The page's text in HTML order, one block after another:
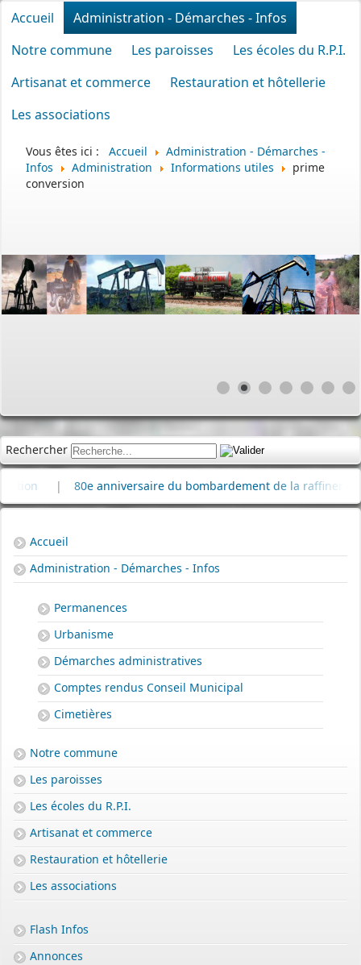
Accueil
Administration - Démarches - Infos
Notre commune
Les paroisses
Les écoles du R.P.I.
Artisanat et commerce
Restauration et hôtellerie
Les associations
Vous êtes ici : Accueil
Administration - Démarches -
Infos
Administration Informations utiles
prime
conversion
Rechercher
| 80e anniversaire du bombardement de la raffinerie de
Accueil
Administration - Démarches - Infos
Permanences
Urbanisme
Démarches administratives
Comptes rendus Conseil Municipal
Cimetières
Notre commune
Les paroisses
Les écoles du R.P.I.
Artisanat et commerce
Restauration et hôtellerie
Les associations
Flash Infos
Annonces